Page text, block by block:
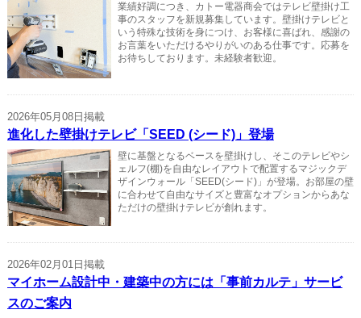
業績好調につき、カトー電器商会ではテレビ壁掛け工
事のスタッフを新規募集しています。壁掛けテレビと
いう特殊な技術を身につけ、お客様に喜ばれ、感謝の
お言葉をいただけるやりがいのある仕事です。応募を
お待ちしております。未経験者歓迎。
2026年05月08日掲載
進化した壁掛けテレビ「SEED (シード)」登場
壁に基盤となるベースを壁掛けし、そこのテレビやシ
ェルフ(棚)を自由なレイアウトで配置するマジックデ
ザインウォール「SEED(シード)」が登場。お部屋の壁
に合わせて自由なサイズと豊富なオプションからあな
ただけの壁掛けテレビが創れます。
2026年02月01日掲載
マイホーム設計中・建築中の方には「事前カルテ」サービ
スのご案内